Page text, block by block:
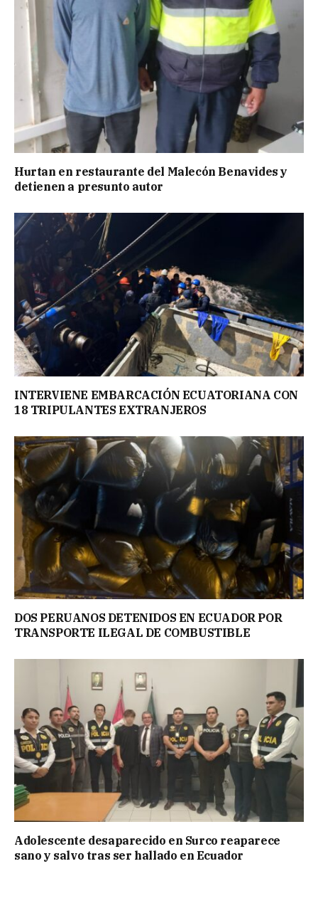
Hurtan en restaurante del Malecón Benavides y
detienen a presunto autor
INTERVIENE EMBARCACIÓN ECUATORIANA CON
18 TRIPULANTES EXTRANJEROS
DOS PERUANOS DETENIDOS EN ECUADOR POR
TRANSPORTE ILEGAL DE COMBUSTIBLE
Adolescente desaparecido en Surco reaparece
sano y salvo tras ser hallado en Ecuador